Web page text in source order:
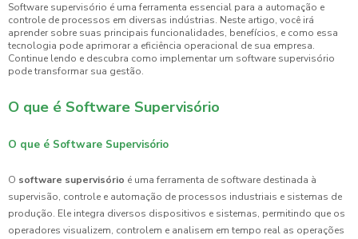
Software supervisório é uma ferramenta essencial para a automação e
controle de processos em diversas indústrias. Neste artigo, você irá
aprender sobre suas principais funcionalidades, benefícios, e como essa
tecnologia pode aprimorar a eficiência operacional de sua empresa.
Continue lendo e descubra como implementar um software supervisório
pode transformar sua gestão.
O que é Software Supervisório
O que é Software Supervisório
O software supervisório é uma ferramenta de software destinada à
supervisão, controle e automação de processos industriais e sistemas de
produção. Ele integra diversos dispositivos e sistemas, permitindo que os
operadores visualizem, controlem e analisem em tempo real as operações